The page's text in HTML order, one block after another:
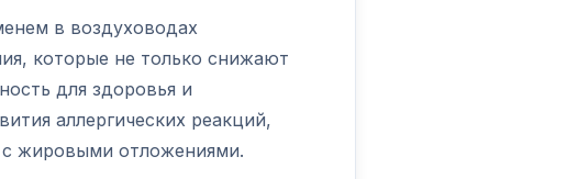
в воздуховодах
которые не только снижают
для здоровья и
аллергических реакций,
с жировыми отложениями.